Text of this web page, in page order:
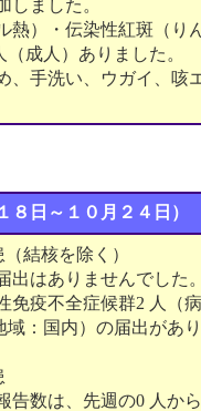
しました。
熱）・伝染性紅斑（り
成人）ありました。
、手洗い、ウガイ、咳
８日～１０月２４日）
結核を除く）
出はありませんでした。
免疫不全症候群2 人（
：国内）の届出があり
告数は、先週の0 人か